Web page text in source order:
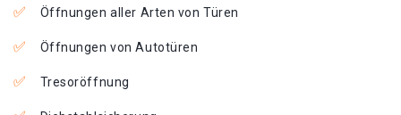
Öffnungen aller Arten von Türen
Öffnungen von Autotüren
Tresoröffnung